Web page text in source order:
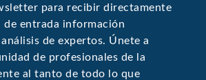
para recibir directamente
de entrada información
de expertos. Únete a
de profesionales de la
al tanto de todo lo que